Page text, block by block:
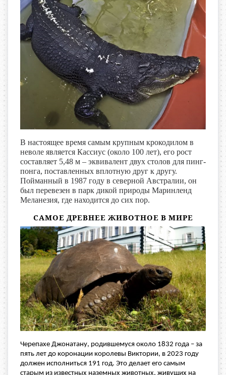
В настоящее время самым крупным крокодилом в
неволе является Кассиус (около 100 лет), его рост
составляет 5,48 м – эквивалент двух столов для пинг-
понга, поставленных вплотную друг к другу.
Пойманный в 1987 году в северной Австралии, он
был перевезен в парк дикой природы Маринленд
Меланезия, где находится до сих пор.
САМОЕ ДРЕВНЕЕ ЖИВОТНОЕ В МИРЕ
Черепахе Джонатану, родившемуся около 1832 года – за
пять лет до коронации королевы Виктории, в 2023 году
должен исполниться 191 год. Это делает его самым
старым из известных наземных животных, живущих на